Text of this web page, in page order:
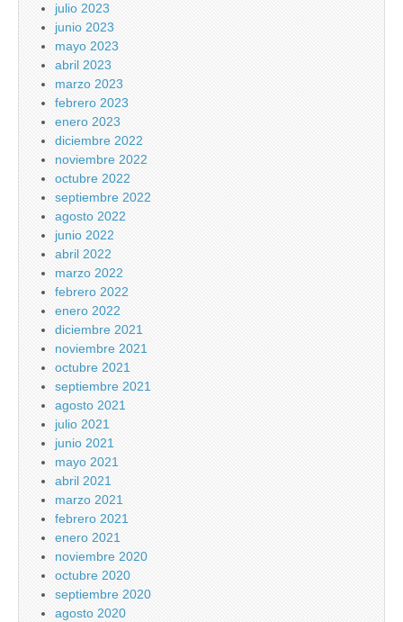
julio 2023
junio 2023
mayo 2023
abril 2023
marzo 2023
febrero 2023
enero 2023
diciembre 2022
noviembre 2022
octubre 2022
septiembre 2022
agosto 2022
junio 2022
abril 2022
marzo 2022
febrero 2022
enero 2022
diciembre 2021
noviembre 2021
octubre 2021
septiembre 2021
agosto 2021
julio 2021
junio 2021
mayo 2021
abril 2021
marzo 2021
febrero 2021
enero 2021
noviembre 2020
octubre 2020
septiembre 2020
agosto 2020